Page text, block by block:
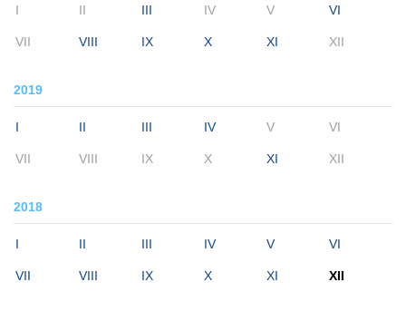
I II III IV V VI
VII VIII IX X XI XII
2019
I II III IV V VI
VII VIII IX X XI XII
2018
I II III IV V VI
VII VIII IX X XI XII